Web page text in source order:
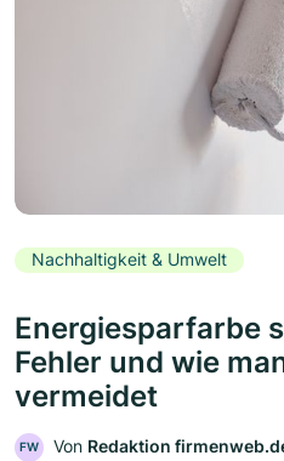
Nachhaltigkeit & Umwelt
Energiesparfarbe
Fehler und wie
vermeidet
FW Von Redaktion